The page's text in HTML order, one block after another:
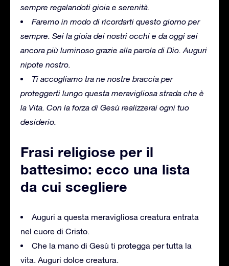
sempre regalandoti gioia e serenità.
Faremo in modo di ricordarti questo giorno per
sempre. Sei la gioia dei nostri occhi e da oggi sei
ancora più luminoso grazie alla parola di Dio. Auguri
nipote nostro.
Ti accogliamo tra ne nostre braccia per
proteggerti lungo questa meravigliosa strada che è
la Vita. Con la forza di Gesù realizzerai ogni tuo
desiderio.
Frasi religiose per il
battesimo: ecco una lista
da cui scegliere
Auguri a questa meravigliosa creatura entrata
nel cuore di Cristo.
Che la mano di Gesù ti protegga per tutta la
vita. Auguri dolce creatura.